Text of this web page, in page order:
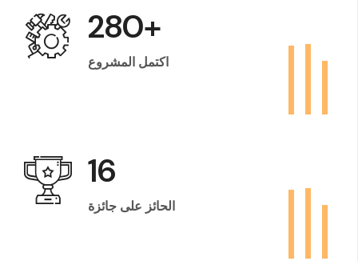
400+
اكتمل المشروع
24
الحائز على جائزة